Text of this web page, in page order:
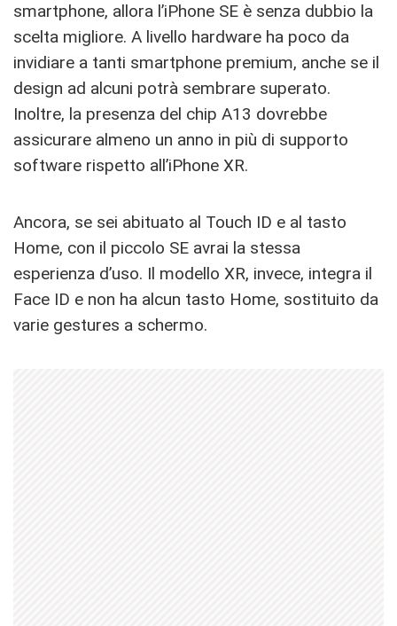
smartphone, allora l’iPhone SE è senza dubbio la
scelta migliore. A livello hardware ha poco da
invidiare a tanti smartphone premium, anche se il
design ad alcuni potrà sembrare superato.
Inoltre, la presenza del chip A13 dovrebbe
assicurare almeno un anno in più di supporto
software rispetto all’iPhone XR.
Ancora, se sei abituato al Touch ID e al tasto
Home, con il piccolo SE avrai la stessa
esperienza d’uso. Il modello XR, invece, integra il
Face ID e non ha alcun tasto Home, sostituito da
varie gestures a schermo.